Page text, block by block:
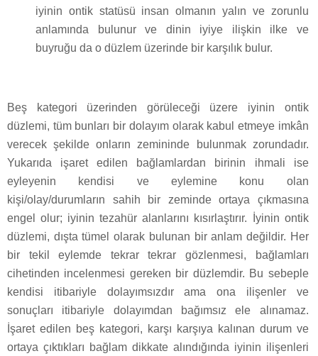
iyinin ontik statüsü insan olmanın yalın ve zorunlu
anlamında bulunur ve dinin iyiye ilişkin ilke ve
buyruğu da o düzlem üzerinde bir karşılık bulur.
Beş kategori üzerinden görüleceği üzere iyinin ontik
düzlemi, tüm bunları bir dolayım olarak kabul etmeye imkân
verecek şekilde onların zemininde bulunmak zorundadır.
Yukarıda işaret edilen bağlamlardan birinin ihmali ise
eyleyenin kendisi ve eylemine konu olan
kişi/olay/durumların sahih bir zeminde ortaya çıkmasına
engel olur; iyinin tezahür alanlarını kısırlaştırır. İyinin ontik
düzlemi, dışta tümel olarak bulunan bir anlam değildir. Her
bir tekil eylemde tekrar tekrar gözlenmesi, bağlamları
cihetinden incelenmesi gereken bir düzlemdir. Bu sebeple
kendisi itibariyle dolayımsızdır ama ona ilişenler ve
sonuçları itibariyle dolayımdan bağımsız ele alınamaz.
İşaret edilen beş kategori, karşı karşıya kalınan durum ve
ortaya çıktıkları bağlam dikkate alındığında iyinin ilişenleri